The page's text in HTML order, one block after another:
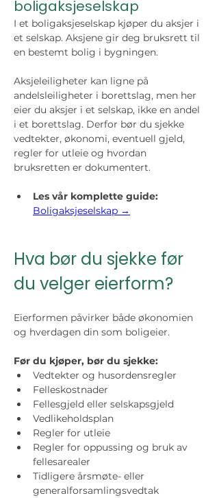
boligaksjeselskap
I et boligaksjeselskap kjøper du aksjer i
et selskap. Aksjene gir deg bruksrett til
en bestemt bolig i bygningen.
Aksjeleiligheter kan ligne på
andelsleiligheter i borettslag, men her
eier du aksjer i et selskap, ikke en andel
i et borettslag. Derfor bør du sjekke
vedtekter, økonomi, eventuell gjeld,
regler for utleie og hvordan
bruksretten er dokumentert.
Les vår komplette guide:
Boligaksjeselskap →
Hva bør du sjekke før
du velger eierform?
Eierformen påvirker både økonomien
og hverdagen din som boligeier.
Før du kjøper, bør du sjekke:
Vedtekter og husordensregler
Felleskostnader
Fellesgjeld eller selskapsgjeld
Vedlikeholdsplan
Regler for utleie
Regler for oppussing og bruk av
fellesarealer
Tidligere årsmøte- eller
generalforsamlingsvedtak